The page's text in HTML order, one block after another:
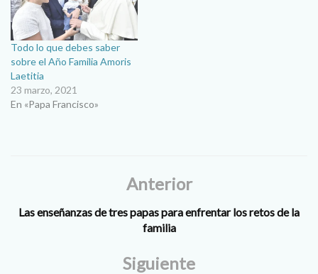
Primera parte Seguimos
reflexionando en…
Todo lo que debes saber
sobre el Año Familia Amoris
Laetitia
23 marzo, 2021
En «Papa Francisco»
Anterior
Las enseñanzas de tres papas para enfrentar los retos de la
familia
Siguiente